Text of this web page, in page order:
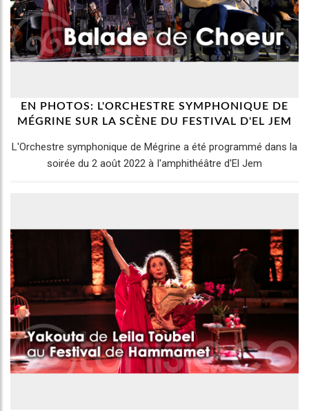
EN PHOTOS: L'ORCHESTRE SYMPHONIQUE DE
MÉGRINE SUR LA SCÈNE DU FESTIVAL D'EL JEM
L'Orchestre symphonique de Mégrine a été programmé dans la
soirée du 2 août 2022 à l'amphithéâtre d'El Jem